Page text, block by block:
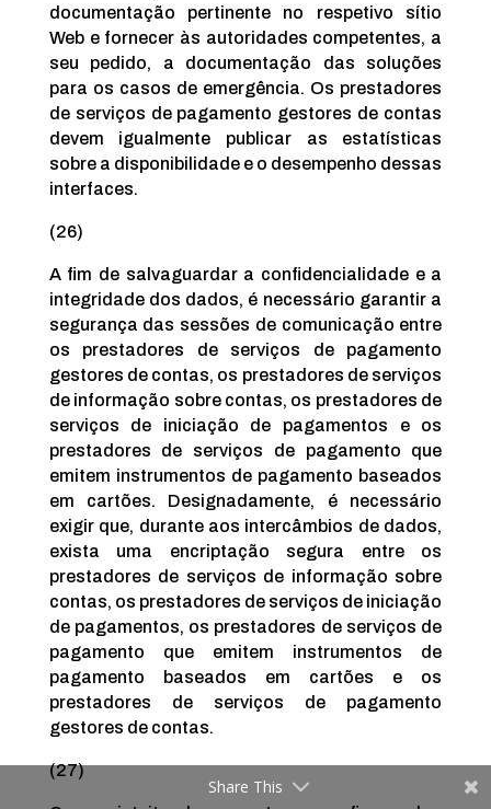
documentação pertinente no respetivo sítio
Web e fornecer às autoridades competentes, a
seu pedido, a documentação das soluções
para os casos de emergência. Os prestadores
de serviços de pagamento gestores de contas
devem igualmente publicar as estatísticas
sobre a disponibilidade e o desempenho dessas
interfaces.
(26)
A fim de salvaguardar a confidencialidade e a
integridade dos dados, é necessário garantir a
segurança das sessões de comunicação entre
os prestadores de serviços de pagamento
gestores de contas, os prestadores de serviços
de informação sobre contas, os prestadores de
serviços de iniciação de pagamentos e os
prestadores de serviços de pagamento que
emitem instrumentos de pagamento baseados
em cartões. Designadamente, é necessário
exigir que, durante aos intercâmbios de dados,
exista uma encriptação segura entre os
prestadores de serviços de informação sobre
contas, os prestadores de serviços de iniciação
de pagamentos, os prestadores de serviços de
pagamento que emitem instrumentos de
pagamento baseados em cartões e os
prestadores de serviços de pagamento
gestores de contas.
(27)
Share This